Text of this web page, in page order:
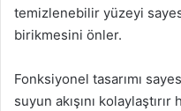
temizlenebilir yüzeyi
birikmesini önler.
Fonksiyonel tasarımı
suyun akışını